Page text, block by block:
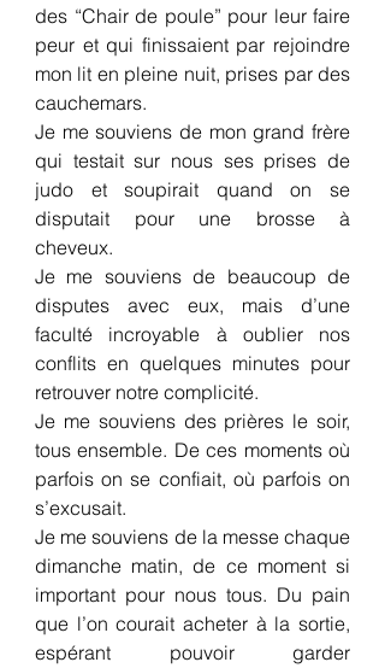
des “Chair de poule” pour leur faire
peur et qui finissaient par rejoindre
mon lit en pleine nuit, prises par des
cauchemars.
Je me souviens de mon grand frère
qui testait sur nous ses prises de
judo et soupirait quand on se
disputait pour une brosse à
cheveux.
Je me souviens de beaucoup de
disputes avec eux, mais d’une
faculté incroyable à oublier nos
conflits en quelques minutes pour
retrouver notre complicité.
Je me souviens des prières le soir,
tous ensemble. De ces moments où
parfois on se confiait, où parfois on
s’excusait.
Je me souviens de la messe chaque
dimanche matin, de ce moment si
important pour nous tous. Du pain
que l’on courait acheter à la sortie,
espérant pouvoir garder